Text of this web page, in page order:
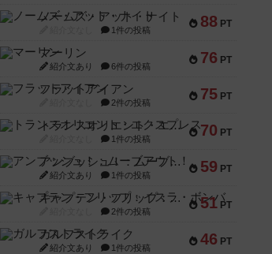
88 PT
ノームズ・アット・ナイト
1件の投稿
76 PT
マーリン
紹介文あり 6件の投稿
75 PT
フラットアイアン
2件の投稿
70 PT
トランスオリエント・エクスプレス
1件の投稿
59 PT
アンブッシュ！：ムーブアウト！
紹介文あり 1件の投稿
51 PT
キャプテン・フリップ：イスラ・ボンバ
2件の投稿
46 PT
ガルフストライク
紹介文あり 1件の投稿